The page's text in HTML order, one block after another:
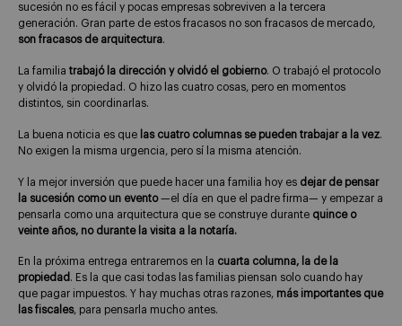
sucesión no es fácil y pocas empresas sobreviven a la tercera
generación. Gran parte de estos fracasos no son fracasos de mercado,
son fracasos de arquitectura.
La familia trabajó la dirección y olvidó el gobierno. O trabajó el protocolo
y olvidó la propiedad. O hizo las cuatro cosas, pero en momentos
distintos, sin coordinarlas.
La buena noticia es que las cuatro columnas se pueden trabajar a la vez.
No exigen la misma urgencia, pero sí la misma atención.
Y la mejor inversión que puede hacer una familia hoy es dejar de pensar
la sucesión como un evento—el día en que el padre firma— y empezar a
pensarla como una arquitectura que se construye durante quince o
veinte años, no durante la visita a la notaría.
En la próxima entrega entraremos en la cuarta columna, la de la
propiedad . Es la que casi todas las familias piensan solo cuando hay
que pagar impuestos. Y hay muchas otras razones, más importantes que
las fiscales, para pensarla mucho antes.